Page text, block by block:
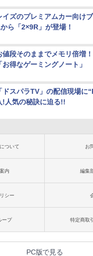
イズのプレミアムカー向け
ら「2×9R」が登場！
値段そのままでメモリ倍増
「お得なゲーミングノート」
「ドスパラTV」の配信現場に
!人気の秘訣に迫る!!
ついて お
内 編集
シー
ープ 特定商取
PC版で見る